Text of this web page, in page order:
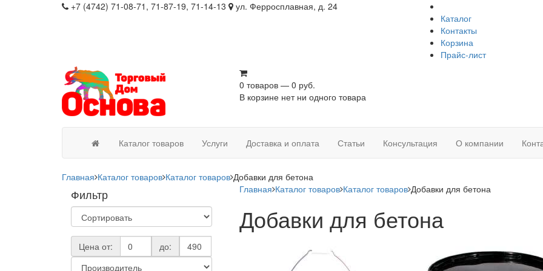
+7 (4742) 71-08-71, 71-87-19, 71-14-13
ул. Ферросплавная, д. 24
Каталог
Контакты
Корзина
Прайс-лист
0 товаров — 0 руб.
В корзине нет ни одного товара
Каталог товаров Услуги Доставка и оплата Статьи Консультация О компании
Главная Каталог товаров Каталог товаров Добавки для бетона
Фильтр
Цена от: до:
Главная Каталог товаров Каталог товаров Добавки для бетона
Добавки для бетона